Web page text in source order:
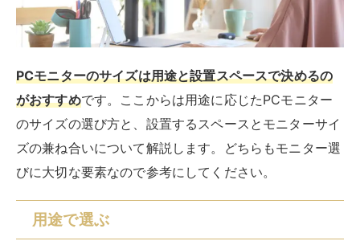
PCモニターのサイズは用途と設置スペースで決めるの
がおすすめです。ここからは用途に応じたPCモニター
のサイズの選び方と、設置するスペースとモニターサイ
ズの兼ね合いについて解説します。どちらもモニター選
びに大切な要素なので参考にしてください。
用途で選ぶ